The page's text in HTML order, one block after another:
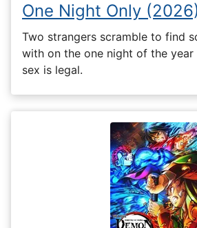
One Night Only
Two strangers scramble to find
with on the one night of the year
sex is legal.